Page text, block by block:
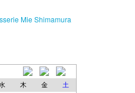
Mie Shimamura
木 金 土